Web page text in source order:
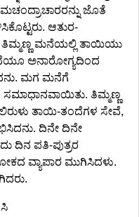
ಜೊತೆ
ಆತುರ-
ತಿಮ್ಮಣ್ಣ ಮನೆಯಲ್ಲಿ ತಾಯಿಯು
ಅನಾರೋಗ್ಯದಿಂದ
ಮಗ ಮನೆಗೆ
ತಿಮ್ಮಣ್ಣ
ತಾಯಿ-ತಂದೆಗಳ ಸೇವೆ,
ದಿನೇ ದಿನೇ
ದಿನ ಪತಿ-ಪುತ್ರರ
ವ್ಯಾಪಾರ ಮುಗಿಸಿದಳು.